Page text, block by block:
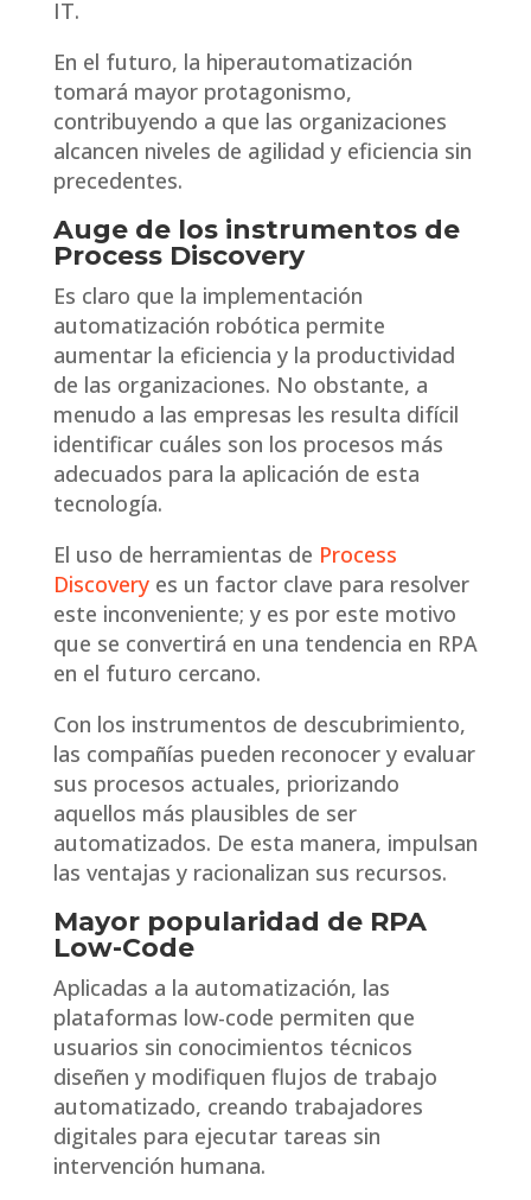
IT.
En el futuro, la hiperautomatización
tomará mayor protagonismo,
contribuyendo a que las organizaciones
alcancen niveles de agilidad y eficiencia sin
precedentes.
Auge de los instrumentos de
Process Discovery
Es claro que la implementación
automatización robótica permite
aumentar la eficiencia y la productividad
de las organizaciones. No obstante, a
menudo a las empresas les resulta difícil
identificar cuáles son los procesos más
adecuados para la aplicación de esta
tecnología.
El uso de herramientas de Process
Discoveryes un factor clave para resolver
este inconveniente; y es por este motivo
que se convertirá en una tendencia en RPA
en el futuro cercano.
Con los instrumentos de descubrimiento,
las compañías pueden reconocer y evaluar
sus procesos actuales, priorizando
aquellos más plausibles de ser
automatizados. De esta manera, impulsan
las ventajas y racionalizan sus recursos.
Mayor popularidad de RPA
Low-Code
Aplicadas a la automatización, las
plataformas low-code permiten que
usuarios sin conocimientos técnicos
diseñen y modifiquen flujos de trabajo
automatizado, creando trabajadores
digitales para ejecutar tareas sin
intervención humana.